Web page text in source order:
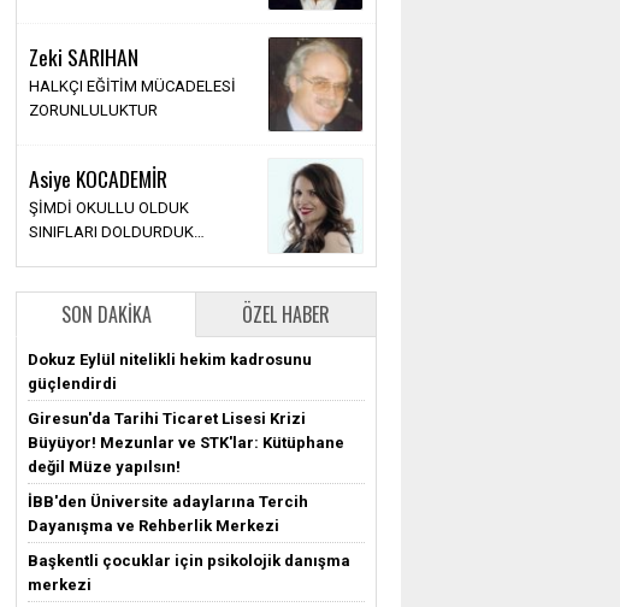
Zeki SARIHAN
HALKÇI EĞİTİM MÜCADELESİ
ZORUNLULUKTUR
Asiye KOCADEMİR
ŞİMDİ OKULLU OLDUK
SINIFLARI DOLDURDUK…
İlkay Kumtepe
YENİ BAKANDAN BEKLENTİLER
Pınar Holt
Sosyal Hayata Dönmenin 7 Yolu
SON DAKIKA ÖZEL HABER
Dokuz Eylül nitelikli hekim kadrosunu
güçlendirdi
Giresun'da Tarihi Ticaret Lisesi Krizi
Büyüyor! Mezunlar ve STK'lar: Kütüphane
değil Müze yapılsın!
İBB'den Üniversite adaylarına Tercih
Dayanışma ve Rehberlik Merkezi
Başkentli çocuklar için psikolojik danışma
merkezi